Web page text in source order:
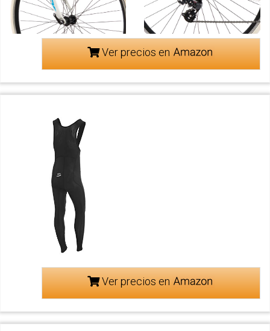
Ver precios en
Ver precios en